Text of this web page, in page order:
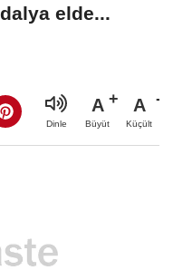
elde...
Dinle
A
Büyüt
A
Küçült